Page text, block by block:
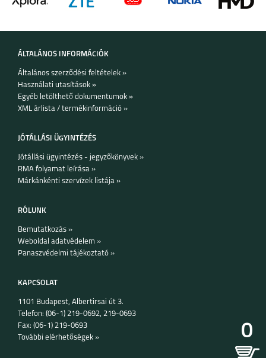
ÁLTALÁNOS INFORMÁCIÓK
Általános szerződési feltételek »
Használati utasítások »
Egyéb letölthető dokumentumok »
XML árlista / termékinformáció »
JÓTÁLLÁSI ÜGYINTÉZÉS
Jótállási ügyintézés - jegyzőkönyvek »
RMA folyamat leírása »
Márkánkénti szervízek listája »
RÓLUNK
Bemutatkozás »
Weboldal adatvédelem »
Panaszvédelmi tájékoztató »
KAPCSOLAT
1101 Budapest, Albertirsai út 3.
Telefon: (06-1) 219-0692, 219-0693
Fax: (06-1) 219-0693
További elérhetőségek »
0